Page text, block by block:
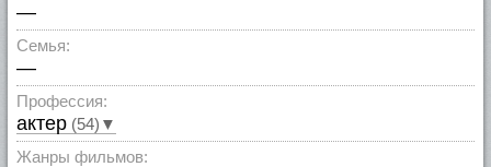
—
Семья:
—
Профессия:
актер (54)▼
Жанры фильмов: